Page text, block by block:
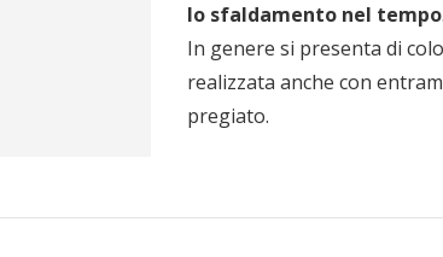
lo sfaldamento nel tempo
In genere si presenta di
realizzata anche con
pregiato.